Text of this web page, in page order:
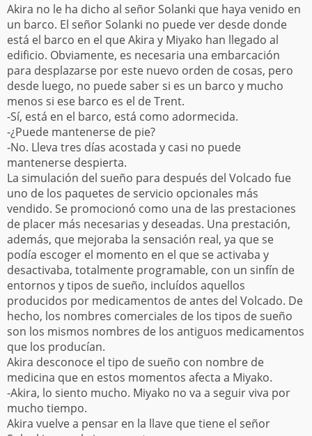
Akira no le ha dicho al señor Solanki que haya venido en
un barco. El señor Solanki no puede ver desde donde
está el barco en el que Akira y Miyako han llegado al
edificio. Obviamente, es necesaria una embarcación
para desplazarse por este nuevo orden de cosas, pero
desde luego, no puede saber si es un barco y mucho
menos si ese barco es el de Trent.
-Sí, está en el barco, está como adormecida.
-¿Puede mantenerse de pie?
-No. Lleva tres días acostada y casi no puede
mantenerse despierta.
La simulación del sueño para después del Volcado fue
uno de los paquetes de servicio opcionales más
vendido. Se promocionó como una de las prestaciones
de placer más necesarias y deseadas. Una prestación,
además, que mejoraba la sensación real, ya que se
podía escoger el momento en el que se activaba y
desactivaba, totalmente programable, con un sinfín de
entornos y tipos de sueño, incluídos aquellos
producidos por medicamentos de antes del Volcado. De
hecho, los nombres comerciales de los tipos de sueño
son los mismos nombres de los antiguos medicamentos
que los producían.
Akira desconoce el tipo de sueño con nombre de
medicina que en estos momentos afecta a Miyako.
-Akira, lo siento mucho. Miyako no va a seguir viva por
mucho tiempo.
Akira vuelve a pensar en la llave que tiene el señor